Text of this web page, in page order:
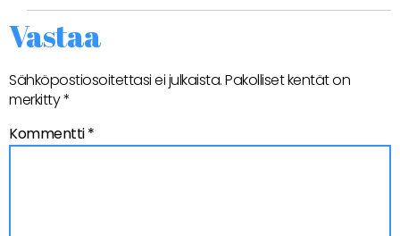
Vastaa
Sähköpostiosoitettasi ei julkaista.Pakolliset kentät on
merkitty*
Kommentti*